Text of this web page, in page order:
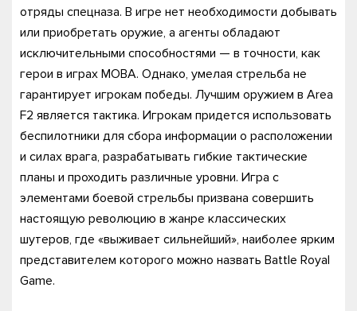
отряды спецназа. В игре нет необходимости добывать
или приобретать оружие, а агенты обладают
исключительными способностями — в точности, как
герои в играх МОВА. Однако, умелая стрельба не
гарантирует игрокам победы. Лучшим оружием в Area
F2 является тактика. Игрокам придется использовать
беспилотники для сбора информации о расположении
и силах врага, разрабатывать гибкие тактические
планы и проходить различные уровни. Игра с
элементами боевой стрельбы призвана совершить
настоящую революцию в жанре классических
шутеров, где «выживает сильнейший», наиболее ярким
представителем которого можно назвать Battle Royal
Game.